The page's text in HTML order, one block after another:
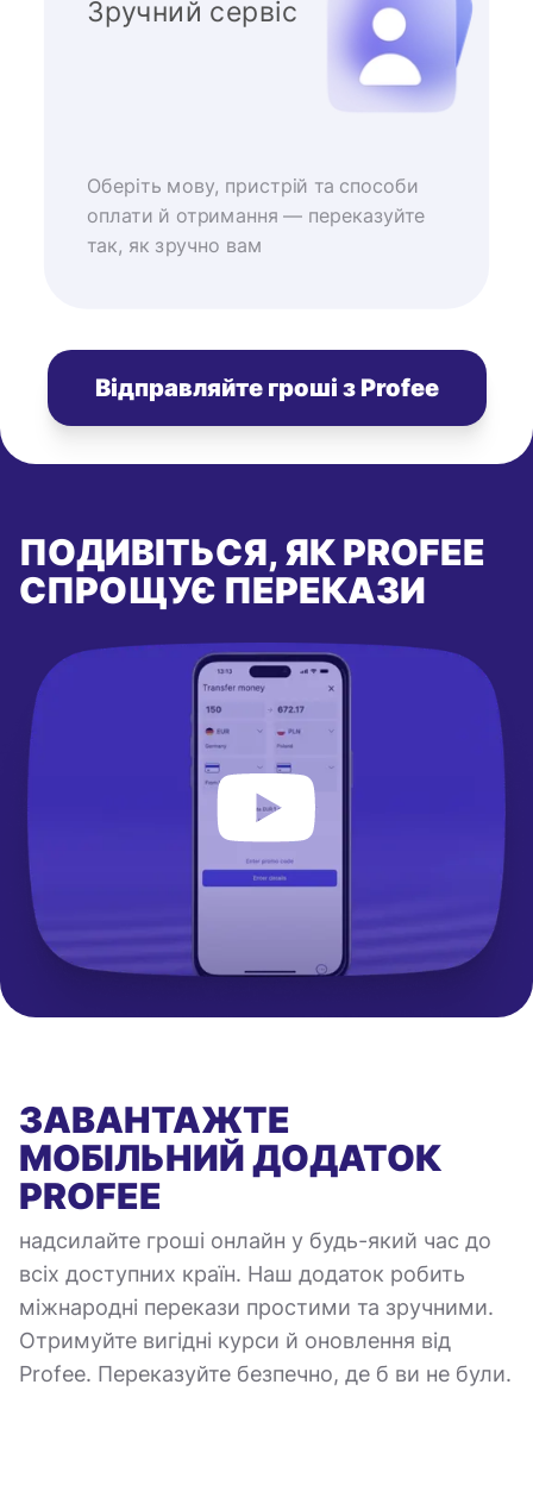
Зручний сервіс
Оберіть мову, пристрій та способи
оплати й отримання — переказуйте
так, як зручно вам
Відправляйте гроші з Profee
ПОДИВІТЬСЯ, ЯК PROFEE
СПРОЩУЄ ПЕРЕКАЗИ
ЗАВАНТАЖТЕ
МОБІЛЬНИЙ ДОДАТОК
PROFEE
надсилайте гроші онлайн у будь-який час до
всіх доступних країн. Наш додаток робить
міжнародні перекази простими та зручними.
Отримуйте вигідні курси й оновлення від
Profee. Переказуйте безпечно, де б ви не були.